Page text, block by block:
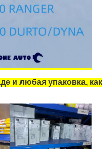
и любая упаковка, как